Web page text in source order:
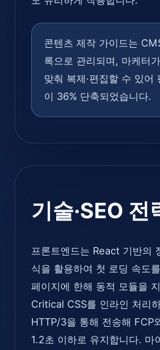
콘텐츠 제작 가이드는
록으로 관리되며, 마케터
맞춰 복제·편집할 수 있어
이 36% 단축되었습니다.
기술·SEO 전
프론트엔드는 React 기반의
식을 활용하여 첫 로딩 속도
페이지에 한해 동적 모듈을
Critical CSS를 인라인 처리
HTTP/3을 통해 전송해 FCP
1.2초 이하로 유지합니다. 마